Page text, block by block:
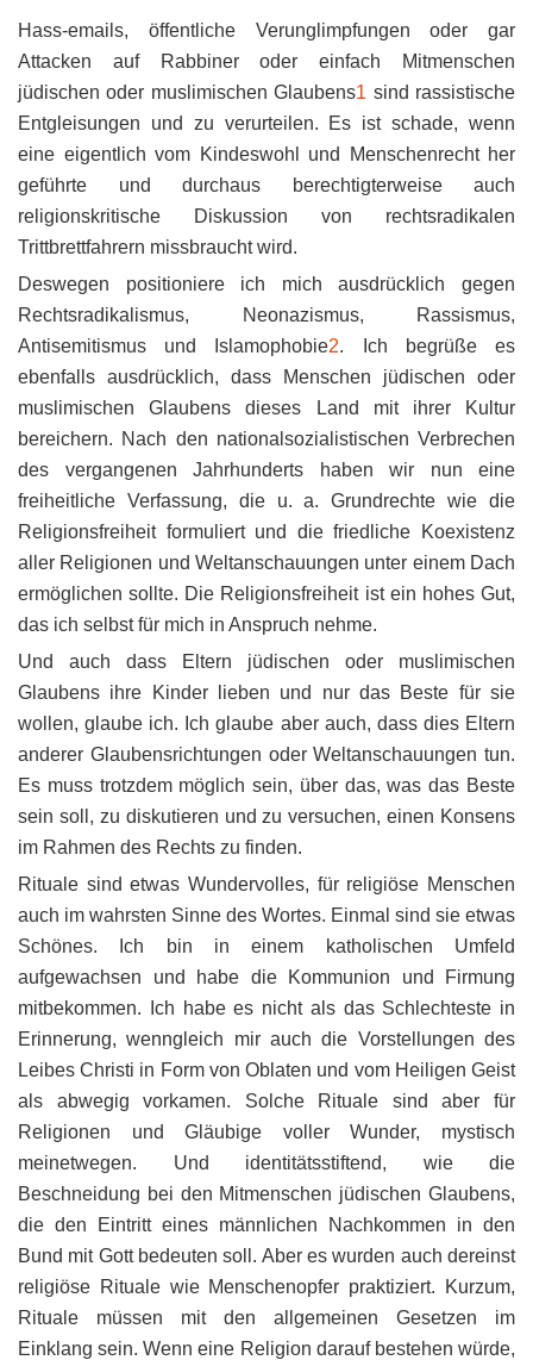
Hass-emails, öffentliche Verunglimpfungen oder gar
Attacken auf Rabbiner oder einfach Mitmenschen
jüdischen oder muslimischen Glaubens1 sind rassistische
Entgleisungen und zu verurteilen. Es ist schade, wenn
eine eigentlich vom Kindeswohl und Menschenrecht her
geführte und durchaus berechtigterweise auch
religionskritische Diskussion von rechtsradikalen
Trittbrettfahrern missbraucht wird.
Deswegen positioniere ich mich ausdrücklich gegen
Rechtsradikalismus, Neonazismus, Rassismus,
Antisemitismus und Islamophobie2. Ich begrüße es
ebenfalls ausdrücklich, dass Menschen jüdischen oder
muslimischen Glaubens dieses Land mit ihrer Kultur
bereichern. Nach den nationalsozialistischen Verbrechen
des vergangenen Jahrhunderts haben wir nun eine
freiheitliche Verfassung, die u. a. Grundrechte wie die
Religionsfreiheit formuliert und die friedliche Koexistenz
aller Religionen und Weltanschauungen unter einem Dach
ermöglichen sollte. Die Religionsfreiheit ist ein hohes Gut,
das ich selbst für mich in Anspruch nehme.
Und auch dass Eltern jüdischen oder muslimischen
Glaubens ihre Kinder lieben und nur das Beste für sie
wollen, glaube ich. Ich glaube aber auch, dass dies Eltern
anderer Glaubensrichtungen oder Weltanschauungen tun.
Es muss trotzdem möglich sein, über das, was das Beste
sein soll, zu diskutieren und zu versuchen, einen Konsens
im Rahmen des Rechts zu finden.
Rituale sind etwas Wundervolles, für religiöse Menschen
auch im wahrsten Sinne des Wortes. Einmal sind sie etwas
Schönes. Ich bin in einem katholischen Umfeld
aufgewachsen und habe die Kommunion und Firmung
mitbekommen. Ich habe es nicht als das Schlechteste in
Erinnerung, wenngleich mir auch die Vorstellungen des
Leibes Christi in Form von Oblaten und vom Heiligen Geist
als abwegig vorkamen. Solche Rituale sind aber für
Religionen und Gläubige voller Wunder, mystisch
meinetwegen. Und identitätsstiftend, wie die
Beschneidung bei den Mitmenschen jüdischen Glaubens,
die den Eintritt eines männlichen Nachkommen in den
Bund mit Gott bedeuten soll. Aber es wurden auch dereinst
religiöse Rituale wie Menschenopfer praktiziert. Kurzum,
Rituale müssen mit den allgemeinen Gesetzen im
Einklang sein. Wenn eine Religion darauf bestehen würde,